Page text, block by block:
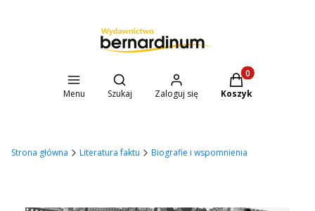
Menu
Otwórz wyszukiwarkę
Szukaj Zaloguj się
Produkty w
Koszyk
Strona główna Literatura faktu Biografie i wspomnienia